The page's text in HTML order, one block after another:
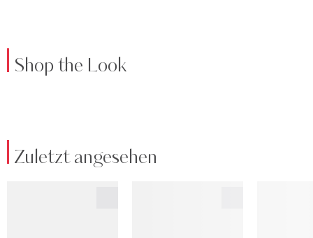
Shop the Look
Zuletzt angesehen